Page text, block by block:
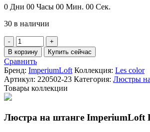
составляла
870,00 ₽.
8
0 Дни 00 Часы 00 Мин. 00 Сек.
30 в наличии
Количество
товара
Люстра
на
штанге
ImperiumLoft
Les
23
В корзину Купить сейчас
Сравнить
Бренд: ImperiumLoft Коллекция: Les color
Артикул: 220502-23 Категория: Люстры
Товары коллекции
Люстра на штанге ImperiumLoft